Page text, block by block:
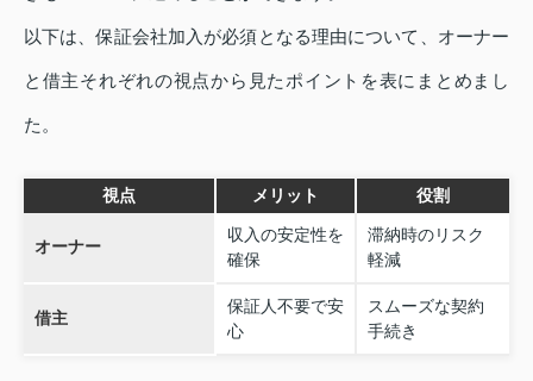
以下は、保証会社加入が必須となる理由について、オーナー
と借主それぞれの視点から見たポイントを表にまとめまし
た。
視点 メリット 役割
オーナー
収入の安定性を
確保
滞納時のリスク
軽減
借主
保証人不要で安
心
スムーズな契約
手続き